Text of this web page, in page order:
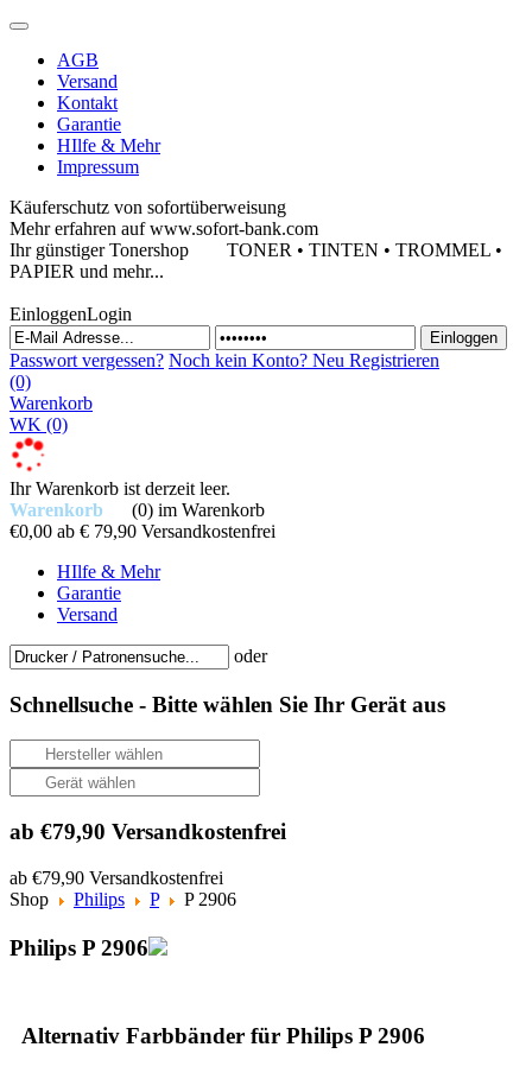
AGB
Versand
Kontakt
Garantie
HIlfe & Mehr
Impressum
Käuferschutz von sofortüberweisung
Mehr erfahren auf www.sofort-bank.com
Ihr günstiger Tonershop TONER • TINTEN • TROMMEL •
PAPIER und mehr...
EinloggenLogin
Passwort vergessen? Noch kein Konto? Neu Registrieren
(0)
Warenkorb
WK (0)
Ihr Warenkorb ist derzeit leer.
Warenkorb
(0) im Warenkorb
€0,00 ab € 79,90 Versandkostenfrei
HIlfe & Mehr
Garantie
Versand
oder
Schnellsuche - Bitte wählen Sie Ihr Gerät aus
ab €79,90 Versandkostenfrei
ab €79,90 Versandkostenfrei
Shop
Philips P P 2906
Philips P 2906
Alternativ Farbbänder für Philips P 2906